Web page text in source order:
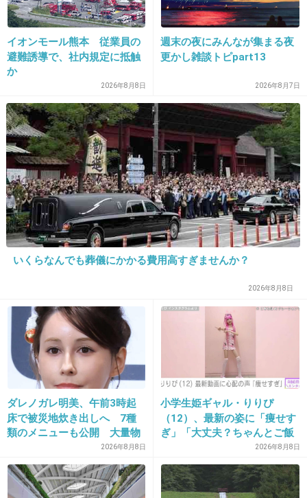
15. 匿名2013/10/16(水) 13:50:42
長女・ノエル
次女・キララ
三女・ライム
四女・ヒスイ
五女・レント
見事なＤＱＮネーム
+657
16. 匿名 2013/10/16(水) 13:50:46
誰が見るのかな？
イオンモール熊本 従業員の
避難誘導で、社内規定に抵触
か
2026年8月8日
週末の夜にみんなが集まる夜
更かし雑談トピpart13
2026年8月7日
いくらなんでも葬儀にかかる費用高すぎませんか？
2026年8月8日
ダレノガレ明美、午前3時起
床で被災地炊き出しへ 7種
類のメニューも公開 大量物
2026年8月8日
小学生姫ギャル・りりぴ
（12）、最新の姿に「痩せす
ぎ」「大丈夫？ちゃんとご飯
食べてね」など心配の声2026年8月8日